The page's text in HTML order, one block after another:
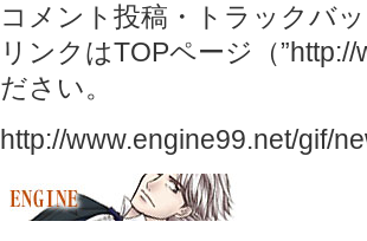
コメント投稿・トラックバ
リンクはTOPページ（
ださい。
http://www.engine99.net/gif/